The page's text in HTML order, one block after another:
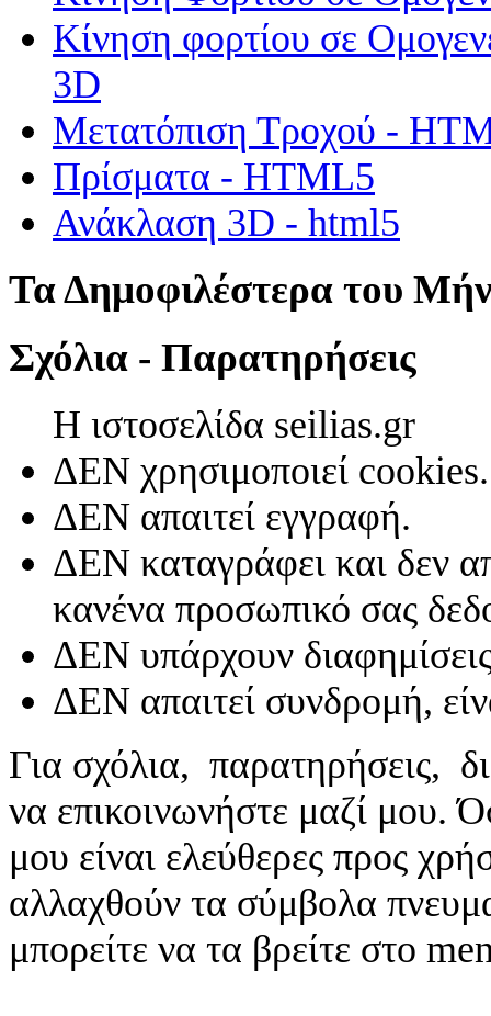
Κίνηση φορτίου σε
3D
Μετατόπιση Τροχού -
Πρίσματα - HTML5
Ανάκλαση 3D - html5
Τα Δημοφιλέστερα του
Σχόλια - Παρατηρήσεις
Η ιστοσελίδα seilias.gr
ΔΕΝ χρησιμοποιεί cookies.
ΔΕΝ απαιτεί εγγραφή.
ΔΕΝ καταγράφει και δεν
κανένα προσωπικό σας
ΔΕΝ υπάρχουν
ΔΕΝ απαιτεί συνδρομή,
Για σχόλια, παρατηρήσεις,
να επικοινωνήστε μαζί μου.
μου είναι ελεύθερες προς
αλλαχθούν τα σύμβολα
μπορείτε να τα βρείτε στο